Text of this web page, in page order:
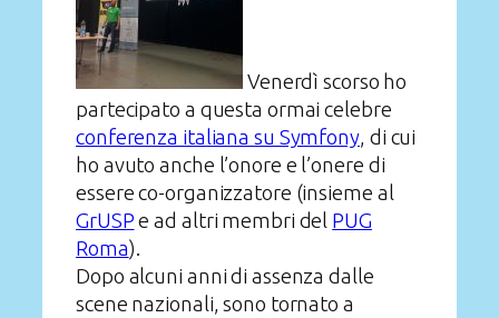
Venerdì scorso ho
partecipato a questa ormai celebre
conferenza italiana su Symfony , di cui
ho avuto anche l’onore e l’onere di
essere co-organizzatore (insieme al
GrUSP e ad altri membri del PUG
Roma).
Dopo alcuni anni di assenza dalle
scene nazionali, sono tornato a